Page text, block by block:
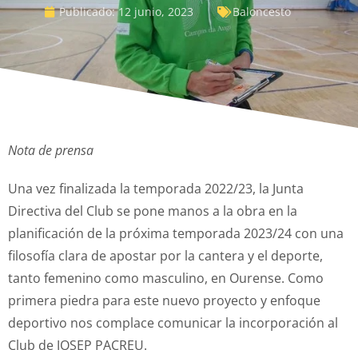
Publicado: 12 junio, 2023 Baloncesto
Nota de prensa
Una vez finalizada la temporada 2022/23, la Junta
Directiva del Club se pone manos a la obra en la
planificación de la próxima temporada 2023/24 con una
filosofía clara de apostar por la cantera y el deporte,
tanto femenino como masculino, en Ourense. Como
primera piedra para este nuevo proyecto y enfoque
deportivo nos complace comunicar la incorporación al
Club de JOSEP PACREU.